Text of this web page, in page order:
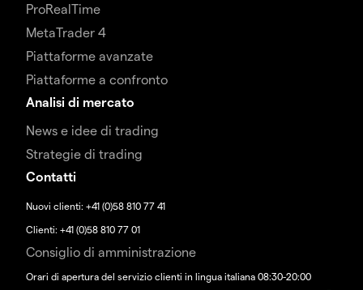
ProRealTime
MetaTrader 4
Piattaforme avanzate
Piattaforme a confronto
Analisi di mercato
News e idee di trading
Strategie di trading
Contatti
Nuovi clienti: +41 (0)58 810 77 41
Clienti: +41 (0)58 810 77 01
Consiglio di amministrazione
Orari di apertura del servizio clienti in lingua italiana 08:30-20:00